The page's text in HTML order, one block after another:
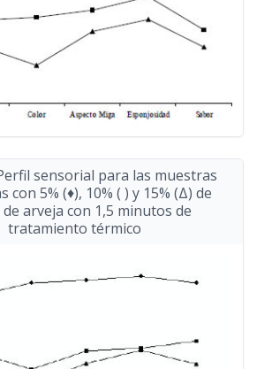
sensorial para las muestras
con 5% (♦), 10% ( ) y 15% (Δ) de
arveja con 1,5 minutos de
tratamiento térmico